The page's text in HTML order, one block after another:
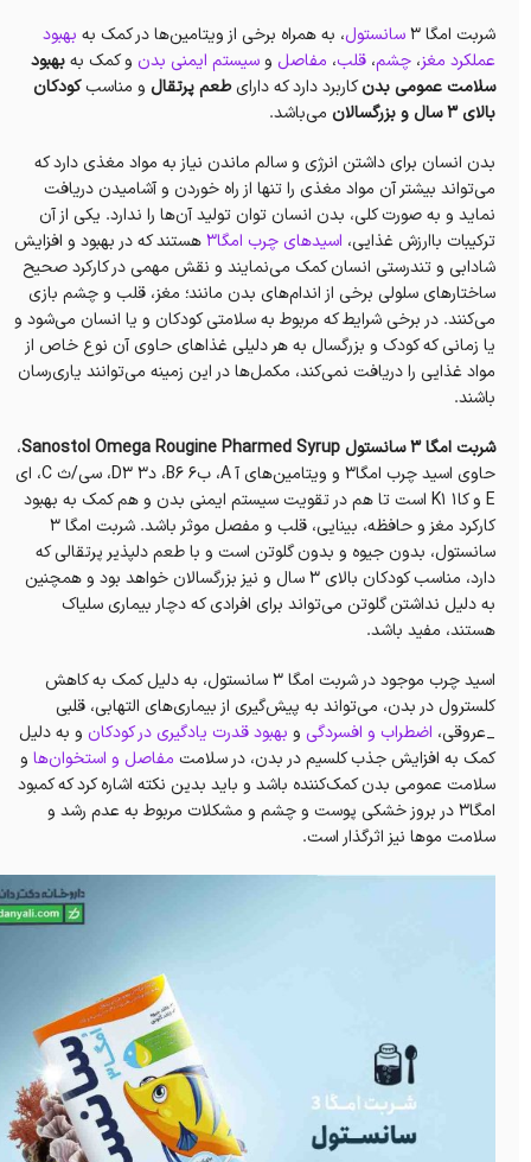
شربت امگا 3
سانستول، به همراه برخی از ویتامین‌ها در کمک‌ به بهبود
عملکرد مغز، چشم، قلب، مفاصل وسیستم ایمنی بدن و کمک بهبهبود
سلامت عمومی بدنکاربرد دارد که دارایطعم پرتقال و مناسبکودکان
بالای ۳ سال و بزرگسالان
می‌باشد.
بدن انسان برای داشتن انرژی و سالم ماندن نیاز به مواد مغذی دارد که
می‌تواند بیشتر آن‌ مواد مغذی را تنها از راه خوردن و آشامیدن دریافت
نماید و به صورت کلی، بدن انسان توان تولید آن‌ها را ندارد. یکی از آن
ترکیبات باارزش غذایی، اسیدهای چرب امگا۳
هستند که در بهبود و افزایش
شادابی و تندرستی انسان کمک می‌نمایند و نقش مهمی در کارکرد صحیح
ساختارهای سلولی برخی از اندام‌های بدن مانند؛ مغز، قلب و چشم بازی
می‌کنند. در برخی شرایط که مربوط به سلامتی کودکان و یا انسان می‌شود و
یا زمانی که کودک و بزرگسال به هر دلیلی غذاهای حاوی‌ آن نوع خاص از
مواد غذایی را دریافت نمی‌کند، مکمل‌ها در این زمینه می‌توانند یاری‌رسان
باشند.
شربت امگا 3 سانستول Sanostol Omega Rougine Pharmed Syrup
،
حاوی اسید چرب امگا۳ و ویتامین‌های آ A، ب۶ B6، د۳ D3، سی/ث C، ای
E و کا۱ K1‏ است تا هم در تقویت سیستم ایمنی بدن و هم کمک به بهبود
کارکرد مغز و حافظه، بینایی، قلب و مفصل موثر باشد. شربت امگا 3
سانستول، بدون جیوه و بدون گلوتن است و با طعم دلپذیر پرتقالی که
دارد‌، مناسب کودکان بالای ۳ سال و نیز بزرگسالان خواهد بود و همچنین
به دلیل نداشتن گلوتن می‌تواند برای افرادی که دچار بیماری سلیاک
هستند، مفید باشد.
اسید چرب موجود در شربت امگا 3 سانستول، به دلیل کمک به کاهش
کلسترول در بدن، می‌تواند به پیش‌گیری از بیماری‌های التهابی، قلبی
_عروقی، اضطراب و افسردگی‌ و بهبود قدرت یادگیری در کودکان و به دلیل
کمک به افزایش جذب کلسیم در بدن، در سلامت مفاصل و استخوان‌ها و
سلامت عمومی بدن کمک‌کننده باشد و باید بدین نکته اشاره کرد که کمبود
امگا۳ در بروز خشکی پوست و چشم و مشکلات مربوط به عدم رشد و
سلامت موها نیز اثرگذار است.